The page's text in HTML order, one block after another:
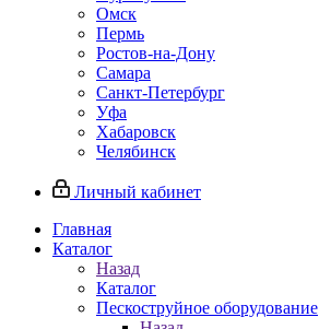
Омск
Пермь
Ростов-на-Дону
Самара
Санкт-Петербург
Уфа
Хабаровск
Челябинск
Личный кабинет
Главная
Каталог
Назад
Каталог
Пескоструйное оборудование